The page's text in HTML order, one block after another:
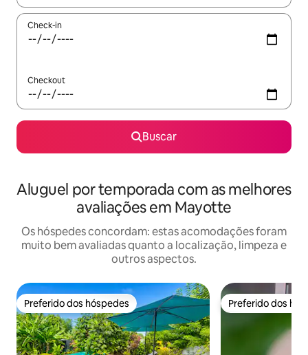
Check-in
Checkout
Buscar
Aluguel por temporada com as melhores
avaliações em Mayotte
Os hóspedes concordam: estas acomodações foram
muito bem avaliadas quanto a localização, limpeza e
outros aspectos.
Preferido dos hóspedes
Preferido dos hóspedes Preferido dos
Preferido dos